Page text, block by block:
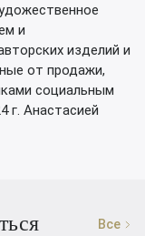
и
изделий и
от продажи,
социальным
г. Анастасией
Все